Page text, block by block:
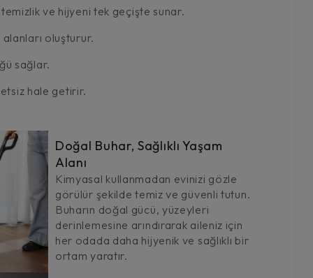
ve hijyeni tek geçişte sunar.
oluşturur.
sağlar.
hale getirir.
Doğal Buhar, Sağlıklı Yaşam
Alanı
Kimyasal kullanmadan evinizi gözle
görülür şekilde temiz ve güvenli tutun.
Buharın doğal gücü, yüzeyleri
derinlemesine arındırarak aileniz için
her odada daha hijyenik ve sağlıklı bir
ortam yaratır.